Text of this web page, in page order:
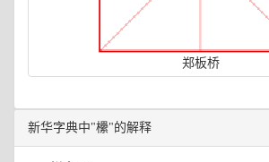
郑板桥
新华字典中"欙"的解释